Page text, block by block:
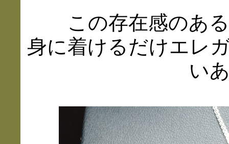
この存在感のあ
身に着けるだけエレ
い